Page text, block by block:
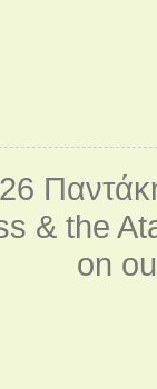
& the
on